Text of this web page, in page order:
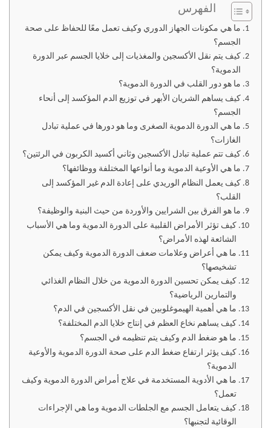
الفهرس
ما هي مكونات الجهاز الدوري وكيف تعمل معًا للحفاظ على صحة
الجسم؟
كيف يتم نقل الأكسجين والمغذيات إلى خلايا الجسم عبر الدورة
الدموية؟
ما هو دور القلب في الدورة الدموية؟
كيف يساهم الشريان الأبهر في توزيع الدم المؤكسد إلى أنحاء
الجسم؟
ما هي الدورة الدموية الصغرى وما هو دورها في عملية تبادل
الغازات؟
كيف تتم عملية تبادل الأكسجين وثاني أكسيد الكربون في الرئتين؟
ما هي الأوعية الدموية وما أنواعها المختلفة ووظائفها؟
كيف يعمل النظام الوريدي على إعادة الدم غير المؤكسد إلى
القلب؟
ما هو الفرق بين الشرايين والأوردة من حيث البنية والوظيفة؟
كيف تؤثر الأمراض القلبية على الدورة الدموية وما هي الأسباب
الشائعة لهذه الأمراض؟
ما هي أعراض وعلامات ضعف الدورة الدموية وكيف يمكن
تشخيصها؟
كيف يمكن تحسين الدورة الدموية من خلال النظام الغذائي
والتمارين الرياضية؟
ما هي أهمية الهيموغلوبين في نقل الأكسجين في الدم؟
كيف يساهم نخاع العظم في إنتاج خلايا الدم المختلفة؟
ما هو ضغط الدم وكيف يتم تنظيمه في الجسم؟
كيف يؤثر ارتفاع ضغط الدم على صحة الدورة الدموية والأوعية
الدموية؟
ما هي الأدوية المستخدمة في علاج أمراض الدورة الدموية وكيف
تعمل؟
كيف يتعامل الجسم مع الجلطات الدموية وما هي الإجراءات
الوقائية لتجنبها؟